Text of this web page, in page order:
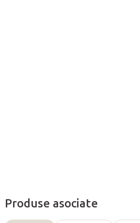
Produse asociate